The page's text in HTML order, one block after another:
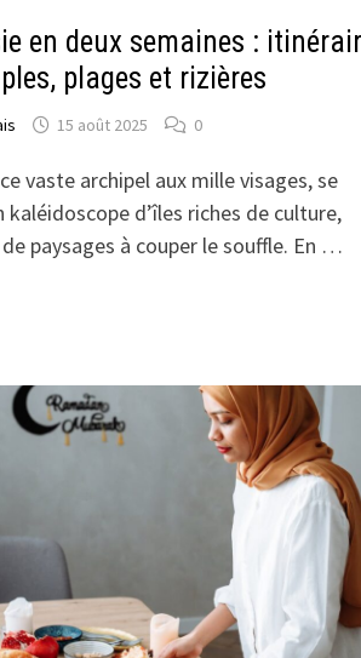
en deux semaines :
plages et rizières
15 août 2025 0
vaste archipel aux mille visages, se
kaléidoscope d’îles riches de culture,
paysages à couper le souffle. En …